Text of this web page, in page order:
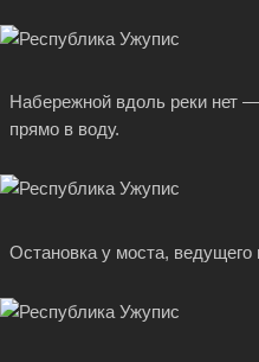
Набережной вдоль реки нет
прямо в воду.
Остановка у моста, ведущего